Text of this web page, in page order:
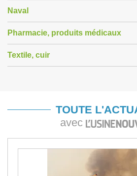
Naval
Pharmacie, produits médicaux
Textile, cuir
TOUTE
avec